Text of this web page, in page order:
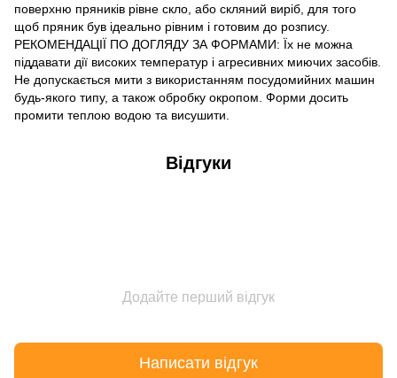
поверхню пряників рівне скло, або скляний виріб, для того
щоб пряник був ідеально рівним і готовим до розпису.
РЕКОМЕНДАЦІЇ ПО ДОГЛЯДУ ЗА ФОРМАМИ: Їх не можна
піддавати дії високих температур і агресивних миючих засобів.
Не допускається мити з використанням посудомийних машин
будь-якого типу, а також обробку окропом. Форми досить
промити теплою водою та висушити.
Відгуки
Додайте перший відгук
Написати відгук